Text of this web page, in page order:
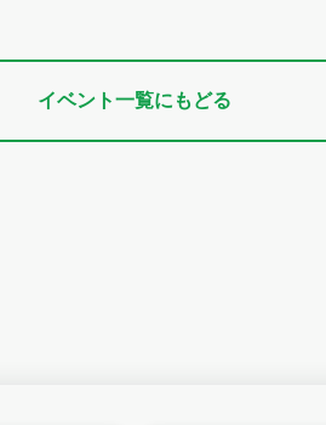
イベント一覧にもどる